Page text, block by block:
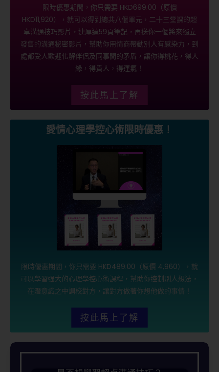
限時優惠期間，你只需要 HKD699.00（原價
HKD11,920），就可以得到總共八個單元，二十三堂課的超
卓溝通技巧影片，連厚達59頁筆記，再送你一個將來獨立
發售的溝通秘密影片，幫助你用情商帶動別人有感染力，到
處都受人歡迎化解伴侶及同事間的矛盾，讓你得桃花，得人
緣，得貴人，得運氣！
按此馬上了解
愛情心理學控心術限時優惠！
限時優惠期間，你只需要 HKD489.00（原價 4,960），就
可以學習强大的心理學控心術課程，幫助你控制別人想法，
在潛意識之中調校對方，讓對方做著你想他做的事情！
按此馬上了解